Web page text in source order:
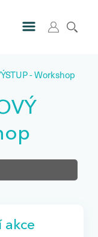
- Workshop
akce